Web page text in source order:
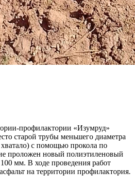
профилактории «Изумруд»
старой трубы меньшего диаметра
с помощью прокола по
проложен новый полиэтиленовый
мм. В ходе проведения работ
на территории профилактория.